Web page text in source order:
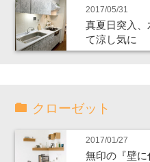
2017/05/31
真夏日突入
て涼し気に
クローゼット
2017/01/27
無印の『壁